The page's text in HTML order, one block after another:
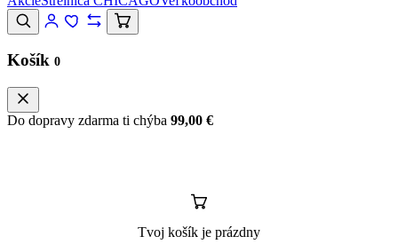
Košík 0
Do dopravy zdarma ti chýba 99,00 €
Tvoj košík je prázdny